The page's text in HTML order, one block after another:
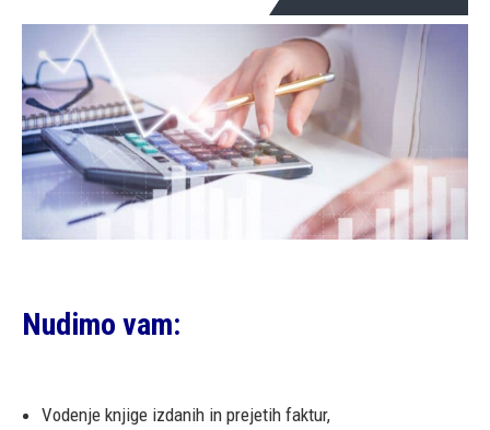
Nudimo vam:
Vodenje knjige izdanih in prejetih faktur,